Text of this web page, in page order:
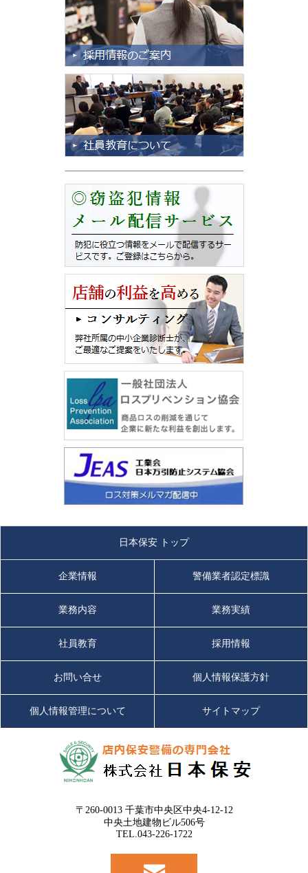
日本保安 トップ
企業情報 警備業者認定標識
業務内容 業務実績
社員教育 採用情報
お問い合せ 個人情報保護方針
個人情報管理について サイトマップ
〒260-0013 千葉市中央区中央4-12-12
中央土地建物ビル506号
TEL.043-226-1722